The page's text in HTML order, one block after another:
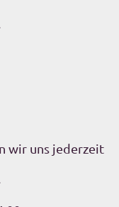
wir uns jederzeit